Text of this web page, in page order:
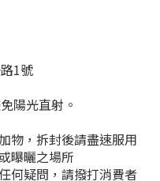
1號
陽光直射 。
物，拆封後請盡速服用
曝曬之場所
何疑問，請撥打消費者